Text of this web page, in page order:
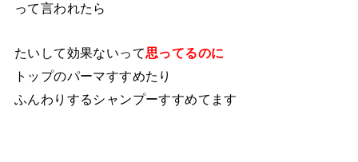
って言われたら
たいして効果ないって思ってるのに
トップのパーマすすめたり
ふんわりするシャンプーすすめてます